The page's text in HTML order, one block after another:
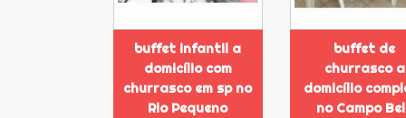
buffet infantil a
domicílio com
churrasco em sp no
Rio Pequeno
buffet de
churrasco a
domicílio
no Campo